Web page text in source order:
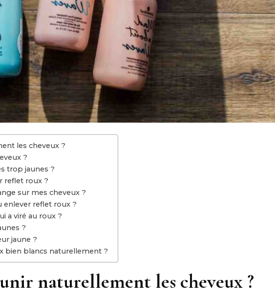
les cheveux ?
?
trop jaunes ?
reflet roux ?
sur mes cheveux ?
enlever reflet roux ?
a viré au roux ?
?
jaune ?
bien blancs naturellement ?
naturellement les cheveux ?